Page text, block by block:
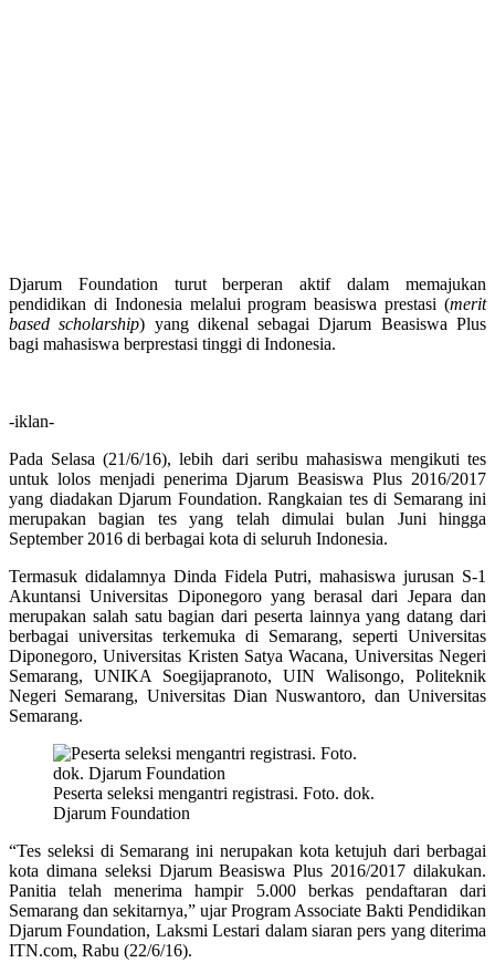
Djarum Foundation turut berperan aktif dalam memajukan
pendidikan di Indonesia melalui program beasiswa prestasi (merit
based scholarship) yang dikenal sebagai Djarum Beasiswa Plus
bagi mahasiswa berprestasi tinggi di Indonesia.
-iklan-
Pada Selasa (21/6/16), lebih dari seribu mahasiswa mengikuti tes
untuk lolos menjadi penerima Djarum Beasiswa Plus 2016/2017
yang diadakan Djarum Foundation. Rangkaian tes di Semarang ini
merupakan bagian tes yang telah dimulai bulan Juni hingga
September 2016 di berbagai kota di seluruh Indonesia.
Termasuk didalamnya Dinda Fidela Putri, mahasiswa jurusan S-1
Akuntansi Universitas Diponegoro yang berasal dari Jepara dan
merupakan salah satu bagian dari peserta lainnya yang datang dari
berbagai universitas terkemuka di Semarang, seperti Universitas
Diponegoro, Universitas Kristen Satya Wacana, Universitas Negeri
Semarang, UNIKA Soegijapranoto, UIN Walisongo, Politeknik
Negeri Semarang, Universitas Dian Nuswantoro, dan Universitas
Semarang.
Peserta seleksi mengantri registrasi. Foto. dok.
Djarum Foundation
“Tes seleksi di Semarang ini nerupakan kota ketujuh dari berbagai
kota dimana seleksi Djarum Beasiswa Plus 2016/2017 dilakukan.
Panitia telah menerima hampir 5.000 berkas pendaftaran dari
Semarang dan sekitarnya,” ujar Program Associate Bakti Pendidikan
Djarum Foundation, Laksmi Lestari dalam siaran pers yang diterima
ITN.com, Rabu (22/6/16).